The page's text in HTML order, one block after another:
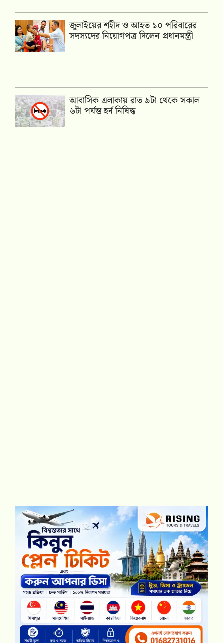
জুলাইয়ের শহীদ ও আহত ১০ পরিবারের
সদস্যদের নিয়োগপত্র দিলেন প্রধানমন্ত্রী
আবাসিক এলাকায় রাত ৯টা থেকে সকাল
৬টা পর্যন্ত হর্ন নিষিদ্ধ